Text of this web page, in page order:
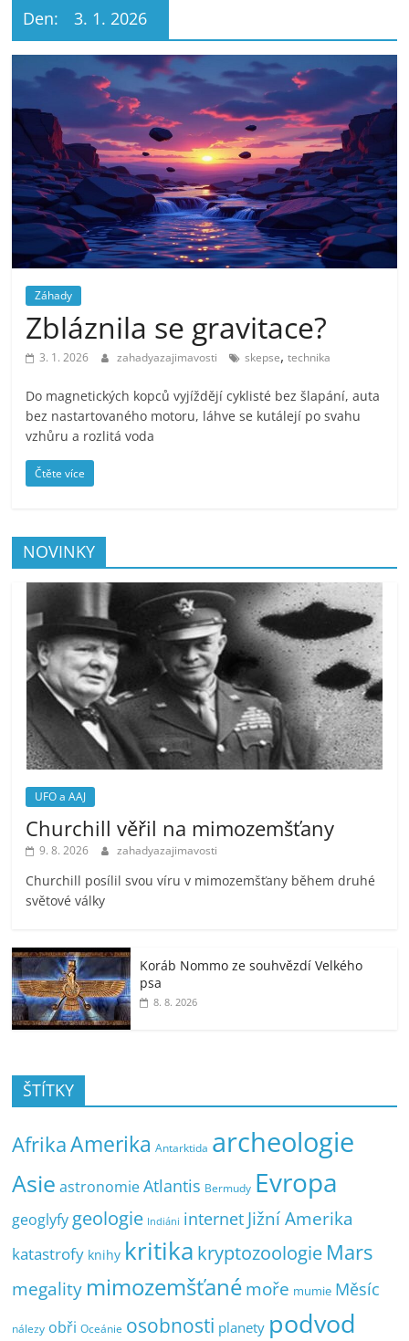
Den: 3. 1. 2026
Záhady
Zbláznila se gravitace?
3. 1. 2026 zahadyazajimavosti skepse,technika
Do magnetických kopců vyjíždějí cyklisté bez šlapání, auta
bez nastartovaného motoru, láhve se kutálejí po svahu
vzhůru a rozlitá voda
Čtěte více
NOVINKY
UFO a AAJ
Churchill věřil na mimozemšťany
9. 8. 2026 zahadyazajimavosti
Churchill posílil svou víru v mimozemšťany během druhé
světové války
Koráb Nommo ze souhvězdí Velkého
psa
8. 8. 2026
ŠTÍTKY
AfrikaAmerika Antarktida archeologie
Asie astronomie Atlantis Bermudy Evropa
geoglyfy geologie Indiáni internet Jižní Amerika
katastrofy knihy kritika kryptozoologie Mars
megality mimozemšťanémoře mumie Měsíc
nálezy obři Oceánie osobnosti planety podvod